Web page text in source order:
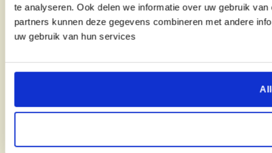
te analyseren. Ook delen we informatie over uw gebruik
partners kunnen deze gegevens combineren met andere
uw gebruik van hun services